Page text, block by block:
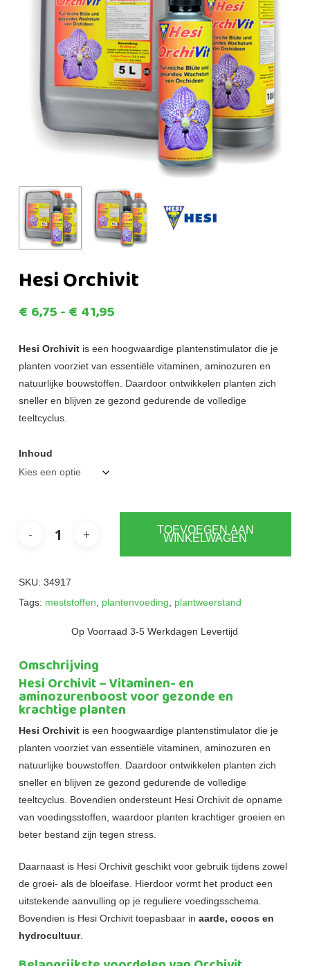
Hesi Orchivit
€ 6,75-€ 41,95Prijsklasse:
tot
€41,95
Hesi Orchivitis een hoogwaardige plantenstimulator die je
planten voorziet van essentiële vitaminen, aminozuren en
natuurlijke bouwstoffen. Daardoor ontwikkelen planten zich
sneller en blijven ze gezond gedurende de volledige
teeltcyclus.
Inhoud
TOEVOEGEN AAN
WINKELWAGEN
SKU: 34917
Tags: meststoffen, plantenvoeding, plantweerstand
Op Voorraad 3-5 Werkdagen Levertijd
Omschrijving
Hesi Orchivit – Vitaminen- en
aminozurenboost voor gezonde en
krachtige planten
Hesi Orchivitis een hoogwaardige plantenstimulator die je
planten voorziet van essentiële vitaminen, aminozuren en
natuurlijke bouwstoffen. Daardoor ontwikkelen planten zich
sneller en blijven ze gezond gedurende de volledige
teeltcyclus. Bovendien ondersteunt Hesi Orchivit de opname
van voedingsstoffen, waardoor planten krachtiger groeien en
beter bestand zijn tegen stress.
Daarnaast is Hesi Orchivit geschikt voor gebruik tijdens zowel
de groei- als de bloeifase. Hierdoor vormt het product een
uitstekende aanvulling op je reguliere voedingsschema.
Bovendien is Hesi Orchivit toepasbaar in aarde, cocos en
hydrocultuur.